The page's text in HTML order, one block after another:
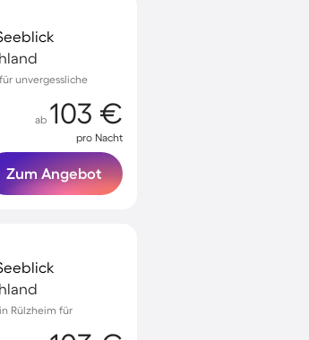
unvergessliche
ab 103 €
pro Nacht
Zum Angebot
Rülzheim für